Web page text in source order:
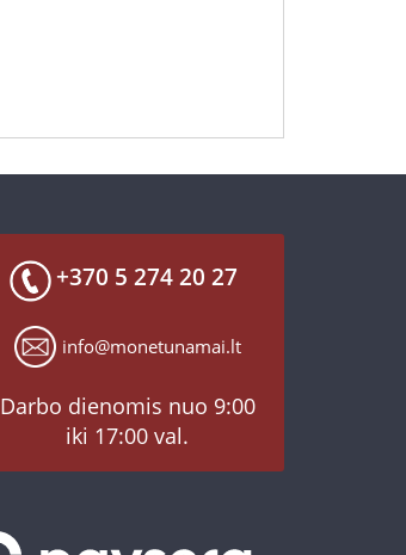
+370 5 274 20 27
info@monetunamai.lt
Darbo dienomis nuo 9:00
iki 17:00 val.